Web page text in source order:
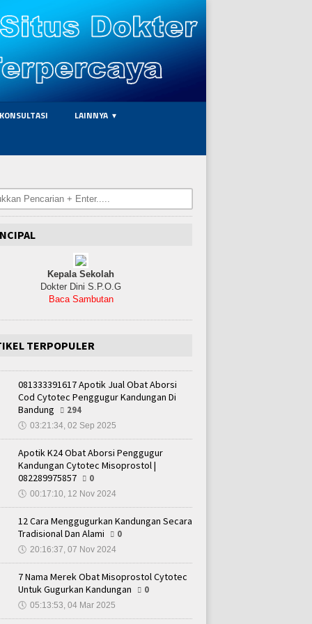
KONSULTASI LAINNYA
Kepala Sekolah
Dokter Dini S.P.O.G
Baca Sambutan
TERPOPULER
081333391617 Apotik Jual Obat Aborsi
Cod Cytotec Penggugur Kandungan Di
Bandung
294
🕔 03:21:34, 02 Sep 2025
Apotik K24 Obat Aborsi Penggugur
Kandungan Cytotec Misoprostol |
082289975857
0
🕔 00:17:10, 12 Nov 2024
12 Cara Menggugurkan Kandungan Secara
Tradisional Dan Alami
0
🕔 20:16:37, 07 Nov 2024
7 Nama Merek Obat Misoprostol Cytotec
Untuk Gugurkan Kandungan
0
🕔 05:13:53, 04 Mar 2025